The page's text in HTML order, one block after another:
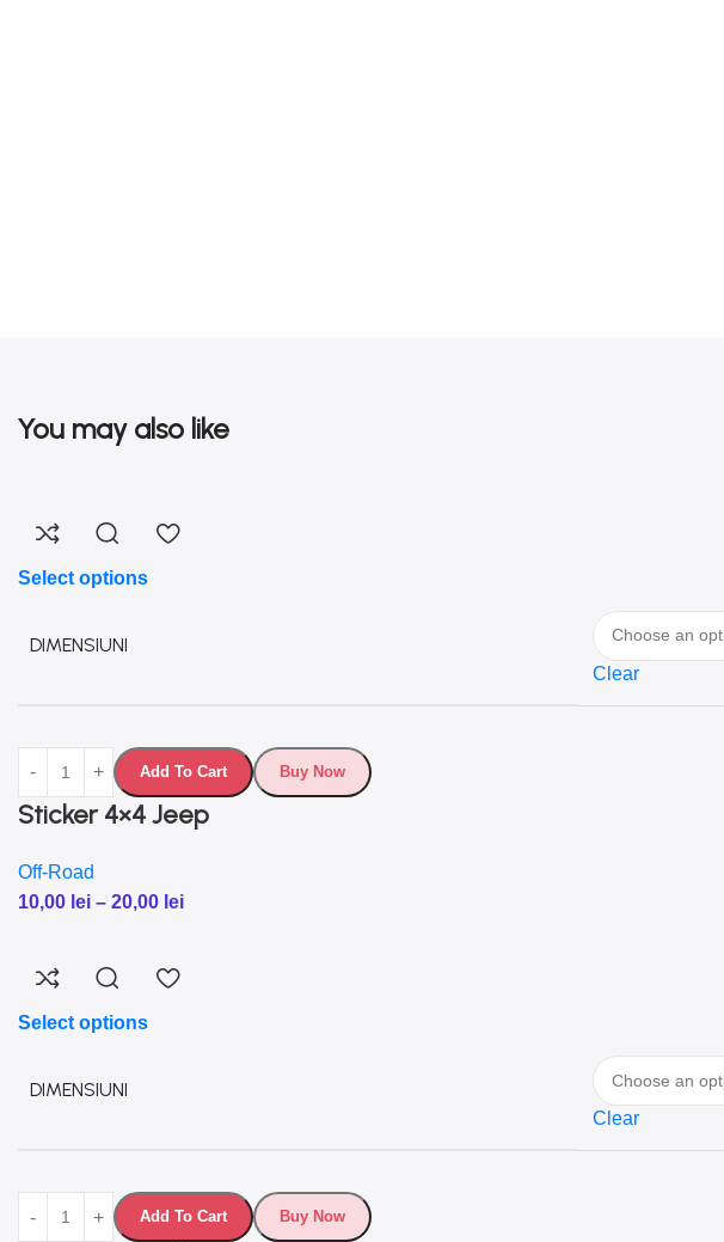
You may also like
Select options
DIMENSIUNI
Clear
Add To Cart Buy Now
Sticker 4×4 Jeep
Off-Road
10,00 lei – 20,00 lei
Select options
DIMENSIUNI
Clear
Add To Cart Buy Now